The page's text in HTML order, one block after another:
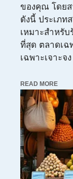
ของคุณ โดยส
ดังนี้ ประเภ
เหมาะสำหรั
ที่สุด ตลาดเฉ
เฉพาะเจาะ
READ MORE